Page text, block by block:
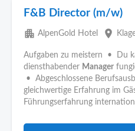
F&B Director (m/w)
apartment AlpenGold Hotel place
Aufgaben zu meistern • Du
diensthabender Manager
• Abgeschlossene
gleichwertige Erfahrung im
Führungserfahrung